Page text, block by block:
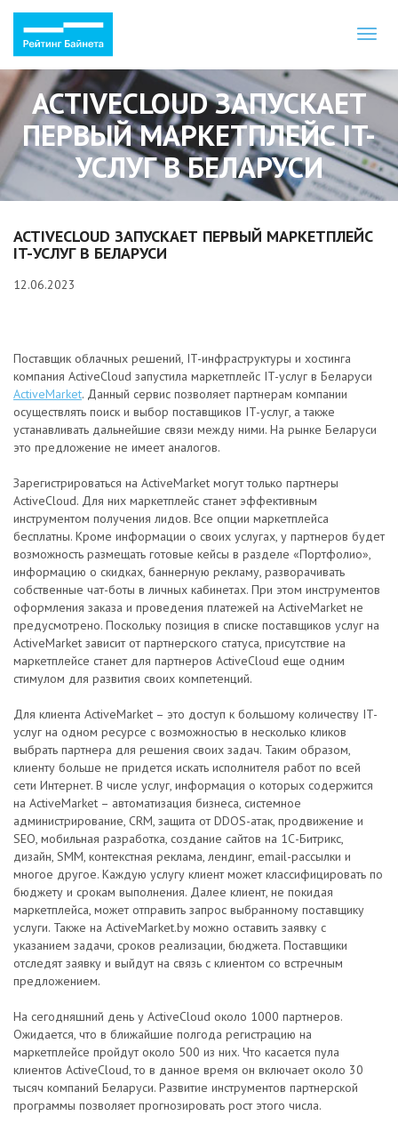
ACTIVECLOUD ЗАПУСКАЕТ
ПЕРВЫЙ МАРКЕТПЛЕЙС IT-
УСЛУГ В БЕЛАРУСИ
ACTIVECLOUD ЗАПУСКАЕТ ПЕРВЫЙ МАРКЕТПЛЕЙС
IT-УСЛУГ В БЕЛАРУСИ
12.06.2023
Поставщик облачных решений, IT-инфраструктуры и хостинга
компания ActiveCloud запустила маркетплейс IT-услуг в Беларуси
ActiveMarket. Данный сервис позволяет партнерам компании
осуществлять поиск и выбор поставщиков IT-услуг, а также
устанавливать дальнейшие связи между ними. На рынке Беларуси
это предложение не имеет аналогов.
Зарегистрироваться на ActiveMarket могут только партнеры
ActiveCloud. Для них маркетплейс станет эффективным
инструментом получения лидов. Все опции маркетплейса
бесплатны. Кроме информации о своих услугах, у партнеров будет
возможность размещать готовые кейсы в разделе «Портфолио»,
информацию о скидках, баннерную рекламу, разворачивать
собственные чат-боты в личных кабинетах. При этом инструментов
оформления заказа и проведения платежей на ActiveMarket не
предусмотрено. Поскольку позиция в списке поставщиков услуг на
ActiveMarket зависит от партнерского статуса, присутствие на
маркетплейсе станет для партнеров ActiveCloud еще одним
стимулом для развития своих компетенций.
Для клиента ActiveMarket – это доступ к большому количеству IT-
услуг на одном ресурсе с возможностью в несколько кликов
выбрать партнера для решения своих задач. Таким образом,
клиенту больше не придется искать исполнителя работ по всей
сети Интернет. В числе услуг, информация о которых содержится
на ActiveMarket – автоматизация бизнеса, системное
администрирование, CRМ, защита от DDOS-атак, продвижение и
SЕО, мобильная разработка, создание сайтов на 1С-Битрикс,
дизайн, SММ, контекстная реклама, лендинг, email-рассылки и
многое другое. Каждую услугу клиент может классифицировать по
бюджету и срокам выполнения. Далее клиент, не покидая
маркетплейса, может отправить запрос выбранному поставщику
услуги. Также на ActiveMarket.by можно оставить заявку с
указанием задачи, сроков реализации, бюджета. Поставщики
отследят заявку и выйдут на связь с клиентом со встречным
предложением.
На сегодняшний день у ActiveCloud около 1000 партнеров.
Ожидается, что в ближайшие полгода регистрацию на
маркетплейсе пройдут около 500 из них. Что касается пула
клиентов ActiveCloud, то в данное время он включает около 30
тысяч компаний Беларуси. Развитие инструментов партнерской
программы позволяет прогнозировать рост этого числа.